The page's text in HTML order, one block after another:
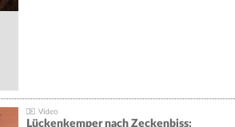
Lückenkemper nach Zeckenbiss: